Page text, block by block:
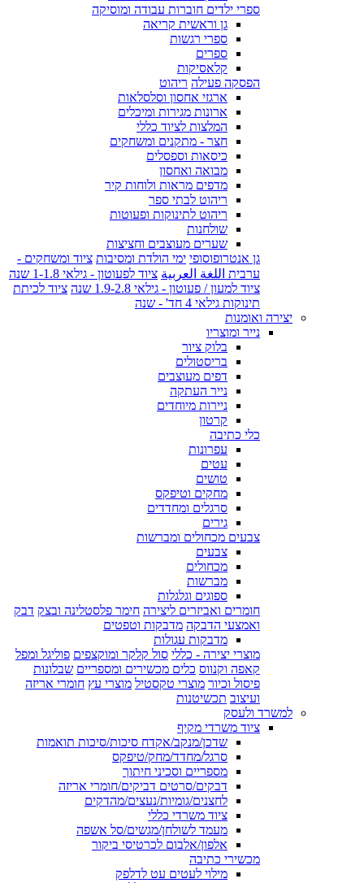
ספרי ילדים חוברות עבודה ומוסיקה
גן וראשית קריאה
ספרי רגשות
ספרים
קלאסיקות
הפסקה פעילה ריהוט
ארגזי אחסון וסלסלאות
ארונות מגירות ומיכלים
המלצות לציוד כללי
חצר - מתקנים ומשחקים
כיסאות וספסלים
מבואה ואחסון
מדפים מראות ולוחות קיר
ריהוט לבתי ספר
ריהוט לתינוקות ופעוטות
שולחנות
שערים מעוצבים וחציצות
גן אנטרופוסופי ימי הולדת ומסיבות ציוד ומשחקים -
ערבית اللغة العربية ציוד לפעוטון - גילאי 1-1.8 שנה
ציוד למעון / פעוטון - גילאי 1.9-2.8 שנה
ציוד לכיתת
תינוקות גילאי 4 חד' - שנה
יצירה ואומנות
נייר ומוצריו
בלוק ציור
בריסטולים
דפים מעוצבים
נייר העתקה
ניירות מיוחדים
קרטון
כלי כתיבה
עפרונות
עטים
טושים
מחקים וטיפקס
סרגלים ומחדדים
גירים
צבעים מכחולים ומברשות
צבעים
מכחולים
מברשות
ספוגים וגלגלות
חומרים ואביזרים ליצירה חימר פלסטלינה ובצק דבק
ואמצעי הדבקה מדבקות וטפטים
מדבקות עגולות
מוצרי יצירה - כללי סול קלקר ומוקצפים פוליגל ומפל
קאפה וקנווס כלים מכשירים ומספריים שבלונות
פיסול וכיור מוצרי טקסטיל מוצרי עץ חומרי אריזה
ועיצוב תכשיטנות
למשרד ולעסק
ציוד משרדי מקיף
שדכן/מנקב/אקדח סיכות/סיכות תואמות
סרגל/מחדד/מחק/טיפקס
מספריים וסכיני חיתוך
דבקים/סרטים דביקים/חומרי אריזה
לחצנים/גומיות/נעצים/מהדקים
ציוד משרדי כללי
מעמד לשולחן/מגשים/סל אשפה
אלפון/אלבום לכרטיסי ביקור
מכשירי כתיבה
מילוי לעטים עט לדלפק